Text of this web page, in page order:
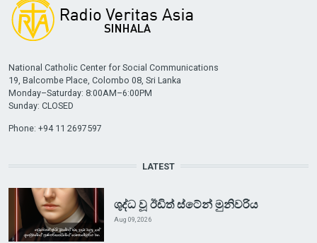
National Catholic Center for Social Communications
19, Balcombe Place, Colombo 08, Sri Lanka
Monday–Saturday: 8:00AM–6:00PM
Sunday: CLOSED
Phone: +94 11 2697597
LATEST
ශුද්ධ වූ ඊඩිත් ස්ටේන් මුනිවරිය
Aug 09, 2026